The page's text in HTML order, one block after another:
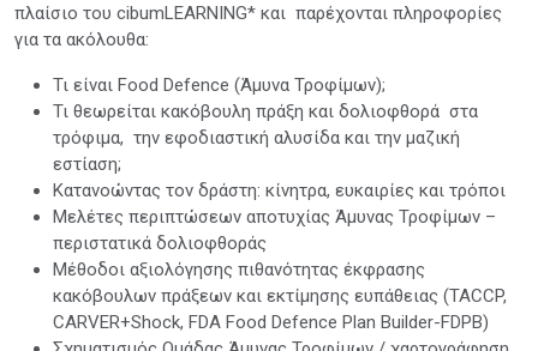
πλαίσιο του cibumLEARNING* και παρέχονται πληροφορίες
για τα ακόλουθα:
Τι είναι Food Defence (Άμυνα Τροφίμων);
Τι θεωρείται κακόβουλη πράξη και δολιοφθορά στα
τρόφιμα, την εφοδιαστική αλυσίδα και την μαζική
εστίαση;
Κατανοώντας τον δράστη: κίνητρα, ευκαιρίες και τρόποι
Μελέτες περιπτώσεων αποτυχίας Άμυνας Τροφίμων –
περιστατικά δολιοφθοράς
Μέθοδοι αξιολόγησης πιθανότητας έκφρασης
κακόβουλων πράξεων και εκτίμησης ευπάθειας (TACCP,
CARVER+Shock, FDA Food Defence Plan Builder-FDPB)